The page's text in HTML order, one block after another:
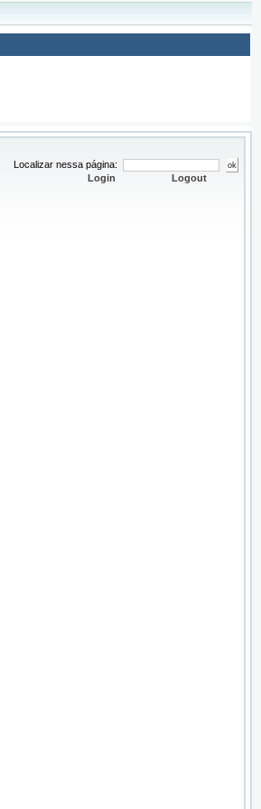
Localizar nessa página:
Login Logout